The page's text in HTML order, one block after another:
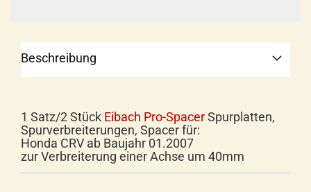
Beschreibung
1 Satz/2 Stück Eibach Pro-SpacerSpurplatten,
Spurverbreiterungen, Spacer für:
Honda CRV ab Baujahr 01.2007
zur Verbreiterung einer Achse um 40mm